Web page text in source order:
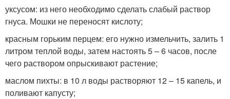
уксусом: из него необходимо сделать слабый раствор
гнуса. Мошки не переносят кислоту;
красным горьким перцем: его нужно измельчить, залить 1
литром теплой воды, затем настоять 5 – 6 часов, после
чего раствором опрыскивают растение;
маслом пихты: в 10 л воды растворяют 12 – 15 капель, и
поливают капусту;